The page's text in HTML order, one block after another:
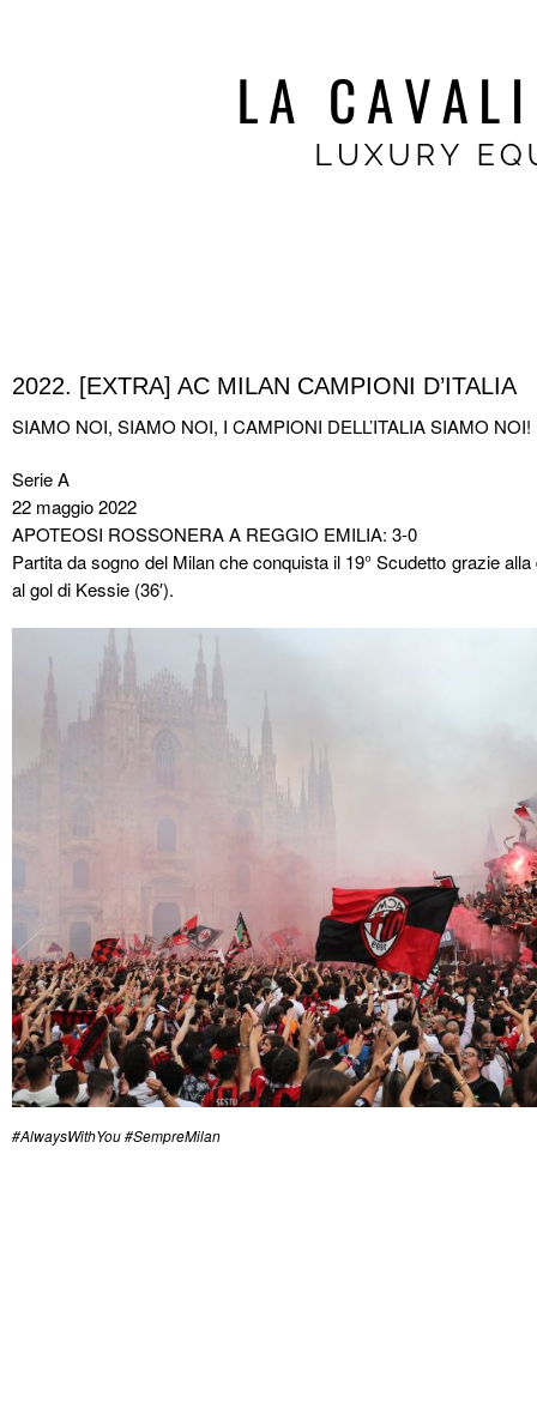
2022. [EXTRA] AC MILAN CAMPIONI D’ITALIA
SIAMO NOI, SIAMO NOI, I CAMPIONI DELL’ITALIA SIAMO NOI!
Serie A
22 maggio 2022
APOTEOSI ROSSONERA A REGGIO EMILIA: 3-0
Partita da sogno del Milan che conquista il 19° Scudetto grazie alla
al gol di Kessie (36′).
#AlwaysWithYou #SempreMilan